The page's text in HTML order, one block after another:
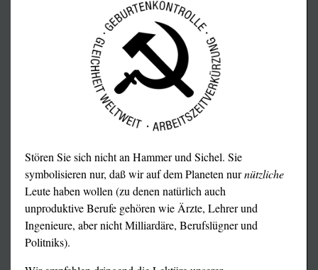
Stören Sie sich nicht an Hammer und Sichel. Sie
symbolisieren nur, daß wir auf dem Planeten nurnützliche
Leute haben wollen (zu denen natürlich auch
unproduktive Berufe gehören wie Ärzte, Lehrer und
Ingenieure, aber nicht Milliardäre, Berufslügner und
Politniks).